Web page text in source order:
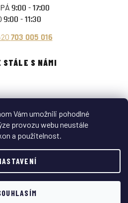
Vám umožnili pohodlné
provozu webu neustále
a použitelnost.
9:00 - 17:00
9:00 - 11:30
703 005 016
STÁLE S NÁMI